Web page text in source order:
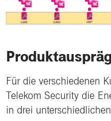
Für die verschiedenen
Telekom Security die
in drei